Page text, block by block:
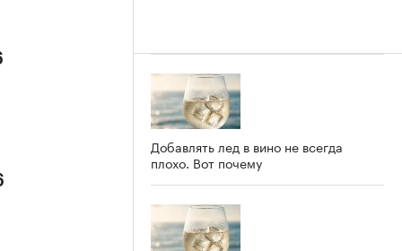
Добавлять лед в вино не всегда
плохо. Вот почему